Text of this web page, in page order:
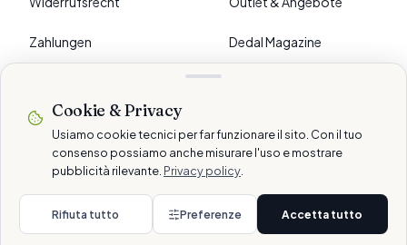
Zahlungen Dedal Magazine
›EINSTELLUNGEN
Sichere Zahlungen
DatenschutzCookieAGBDisclaimer
Cookie & Privacy
Usiamo cookie tecnici per far funzionare il sito. Con il tuo
consenso possiamo anche misurare l'uso e mostrare
pubblicità rilevante. Privacy policy
Rifiuta tutto Preferenze Accetta tutto